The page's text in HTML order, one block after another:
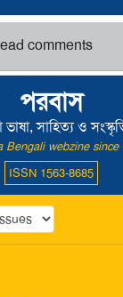
পরবাস
ভাষা, সাহিত্য ও
Bengali webzine since
ISSN 1563-8685
comments